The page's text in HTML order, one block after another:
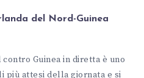
del Nord-Guinea
Guinea in diretta è uno
più attesi della giornata e si